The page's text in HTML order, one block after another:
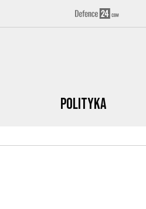
Polityka